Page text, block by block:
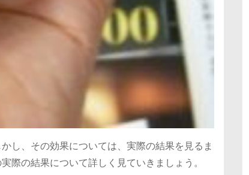
し、その効果については、実際の結果を見るま
際の結果について詳しく見ていきましょう。